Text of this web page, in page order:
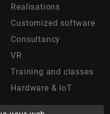
Realisations
Customized software
Consultancy
VR
Training and classes
Hardware & IoT